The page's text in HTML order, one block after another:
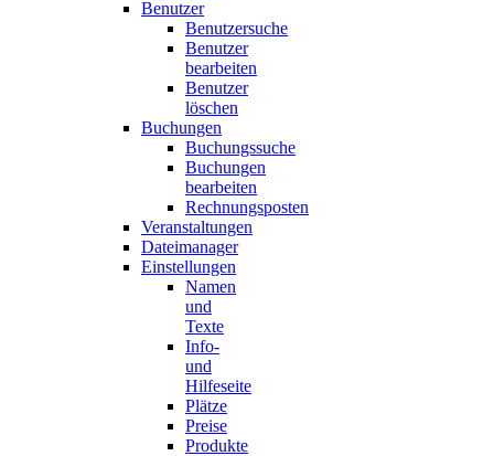
Benutzer
Benutzersuche
Benutzer
bearbeiten
Benutzer
löschen
Buchungen
Buchungssuche
Buchungen
bearbeiten
Rechnungsposten
Veranstaltungen
Dateimanager
Einstellungen
Namen
und
Texte
Info-
und
Hilfeseite
Plätze
Preise
Produkte